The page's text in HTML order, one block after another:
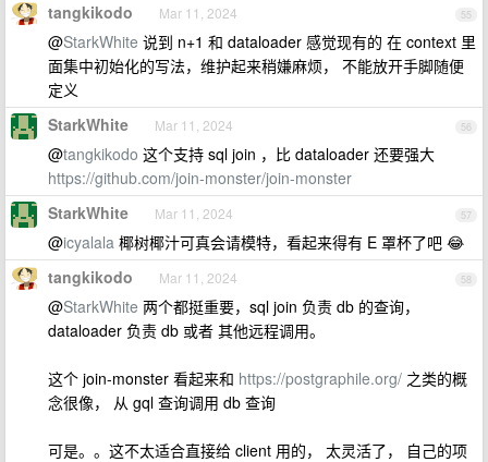
55
tangkikodo Mar 11, 2024
@StarkWhite 说到 n+1 和 dataloader 感觉现有的 在 context 里
面集中初始化的写法，维护起来稍嫌麻烦， 不能放开手脚随便
定义
56
StarkWhite Mar 11, 2024
@tangkikodo 这个支持 sql join ，比 dataloader 还要强大
https://github.com/join-monster/join-monster
57
StarkWhite Mar 11, 2024
@icyalala 椰树椰汁可真会请模特，看起来得有 E 罩杯了吧 😂
58
tangkikodo Mar 11, 2024
@StarkWhite 两个都挺重要，sql join 负责 db 的查询，
dataloader 负责 db 或者 其他远程调用。
这个 join-monster 看起来和 https://postgraphile.org/ 之类的概
念很像， 从 gql 查询调用 db 查询
可是。。这不太适合直接给 client 用的， 太灵活了， 自己的项